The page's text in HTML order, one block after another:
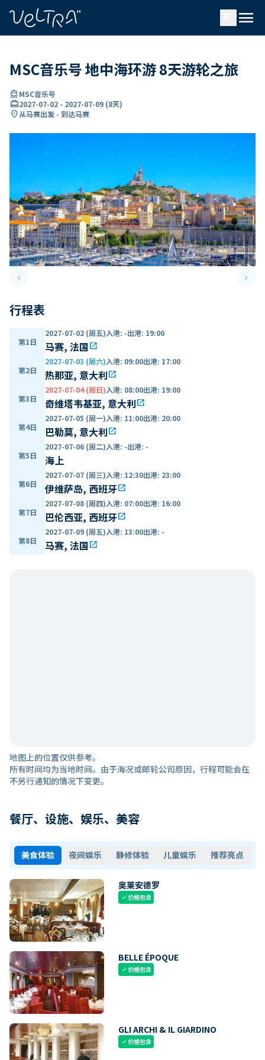
menu
MSC音乐号 地中海环游 8天游轮之旅
directions_boatMSC音乐号
card_travel2027-07-02 - 2027-07-09 (8天)
location_on从马赛出发 - 到达马赛
keyboard_arrow_leftPrevious slide keyboard_arrow_right
行程表
第1日
2027-07-02 (周五)入港: -出港: 19:00
马赛, 法国open_in_new
第2日
2027-07-03 (周六)入港: 09:00出港: 17:00
热那亚, 意大利open_in_new
第3日
2027-07-04 (周日)入港: 08:00出港: 19:00
奇维塔韦基亚, 意大利open_in_new
第4日
2027-07-05 (周一)入港: 11:00出港: 20:00
巴勒莫, 意大利open_in_new
第5日
2027-07-06 (周二)入港: -出港: -
海上
第6日
2027-07-07 (周三)入港: 12:30出港: 23:00
伊维萨岛, 西班牙open_in_new
第7日
2027-07-08 (周四)入港: 07:00出港: 16:00
巴伦西亚, 西班牙open_in_new
第8日
2027-07-09 (周五)入港: 13:00出港: -
马赛, 法国open_in_new
地图上的位置仅供参考。
所有时间均为当地时间。由于海况或邮轮公司原因，行程可能会在
不另行通知的情况下变更。
餐厅、设施、娱乐、美容
美食体验 夜间娱乐 静修体验 儿童娱乐 推荐亮点
奥莱安德罗
check价格包含
BELLE ÉPOQUE
check价格包含
GLI ARCHI & IL GIARDINO
check价格包含